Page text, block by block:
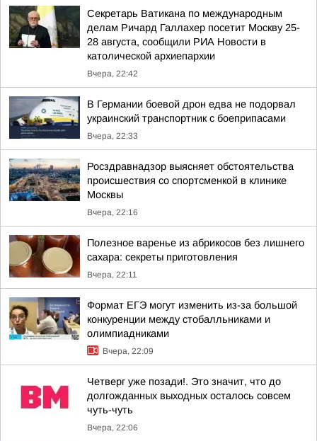
Секретарь Ватикана по международным
делам Ричард Галлахер посетит Москву 25-
28 августа, сообщили РИА Новости в
католической архиепархии
Вчера, 22:42
В Германии боевой дрон едва не подорвал
украинский транспортник с боеприпасами
Вчера, 22:33
Росздравнадзор выясняет обстоятельства
происшествия со спортсменкой в клинике
Москвы
Вчера, 22:16
Полезное варенье из абрикосов без лишнего
сахара: секреты приготовления
Вчера, 22:11
Формат ЕГЭ могут изменить из-за большой
конкуренции между стобалльниками и
олимпиадниками
Вчера, 22:09
Четверг уже позади!. Это значит, что до
долгожданных выходных осталось совсем
чуть-чуть
Вчера, 22:06